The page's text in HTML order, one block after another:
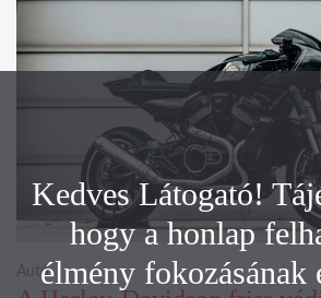
Autó
Kedves Látogató!
hogy a honlap
élmény fokozásának